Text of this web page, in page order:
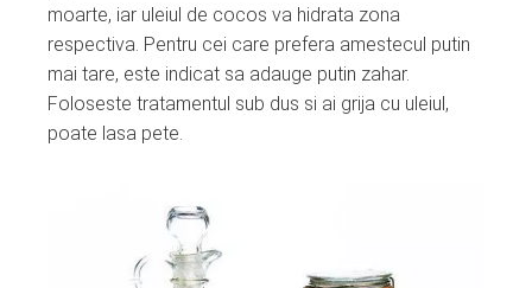
moarte, iar uleiul de cocos va hidrata zona
respectiva. Pentru cei care prefera amestecul putin
mai tare, este indicat sa adauge putin zahar.
Foloseste tratamentul sub dus si ai grija cu uleiul,
poate lasa pete.